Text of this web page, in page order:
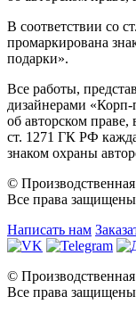
В соответствии со
промаркирована
подарки».
Все работы,
дизайнерами
об авторском
ст. 1271 ГК РФ
знаком охраны
©
Все права
Написать нам
©
Все права